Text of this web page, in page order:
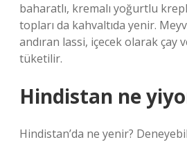
baharatlı, kremalı yoğurtlu
topları da kahvaltıda yenir.
andıran lassi, içecek olarak çay
tüketilir.
Hindistan ne
Hindistan’da ne yenir?